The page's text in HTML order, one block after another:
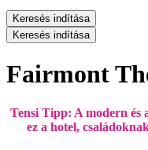
Keresés indítása
Keresés indítása
Fairmont
Tensi Tipp: A modern és
ez a hotel,